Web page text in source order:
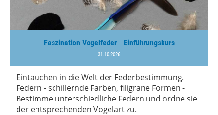
Faszination Vogelfeder - Einführungskurs
31.10.2026
Eintauchen in die Welt der Federbestimmung.
Federn - schillernde Farben, filigrane Formen -
Bestimme unterschiedliche Federn und ordne sie
der entsprechenden Vogelart zu.